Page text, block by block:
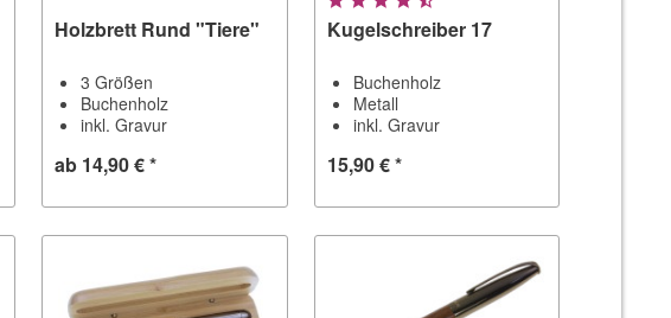
Holzbrett Rund "Tiere"
3 Größen
Buchenholz
inkl. Gravur
ab 14,90 € *
Kugelschreiber 17
Buchenholz
Metall
inkl. Gravur
15,90 € *